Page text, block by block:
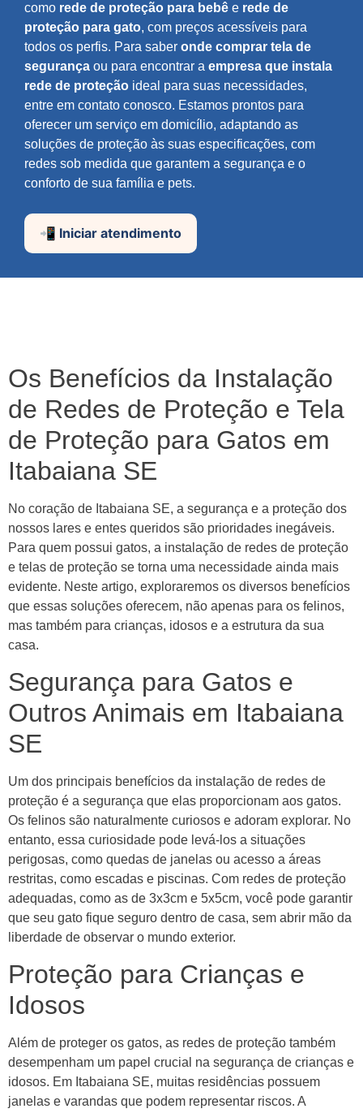
como rede de proteção para bebê e rede de
proteção para gato, com preços acessíveis para
todos os perfis. Para saber onde comprar tela de
segurança ou para encontrar a empresa que instala
rede de proteção ideal para suas necessidades,
entre em contato conosco. Estamos prontos para
oferecer um serviço em domicílio, adaptando as
soluções de proteção às suas especificações, com
redes sob medida que garantem a segurança e o
conforto de sua família e pets.
📲 Iniciar atendimento
Os Benefícios da Instalação
de Redes de Proteção e Tela
de Proteção para Gatos em
Itabaiana SE
No coração de Itabaiana SE, a segurança e a proteção dos
nossos lares e entes queridos são prioridades inegáveis.
Para quem possui gatos, a instalação de redes de proteção
e telas de proteção se torna uma necessidade ainda mais
evidente. Neste artigo, exploraremos os diversos benefícios
que essas soluções oferecem, não apenas para os felinos,
mas também para crianças, idosos e a estrutura da sua
casa.
Segurança para Gatos e
Outros Animais em Itabaiana
SE
Um dos principais benefícios da instalação de redes de
proteção é a segurança que elas proporcionam aos gatos.
Os felinos são naturalmente curiosos e adoram explorar. No
entanto, essa curiosidade pode levá-los a situações
perigosas, como quedas de janelas ou acesso a áreas
restritas, como escadas e piscinas. Com redes de proteção
adequadas, como as de 3x3cm e 5x5cm, você pode garantir
que seu gato fique seguro dentro de casa, sem abrir mão da
liberdade de observar o mundo exterior.
Proteção para Crianças e
Idosos
Além de proteger os gatos, as redes de proteção também
desempenham um papel crucial na segurança de crianças e
idosos. Em Itabaiana SE, muitas residências possuem
janelas e varandas que podem representar riscos. A